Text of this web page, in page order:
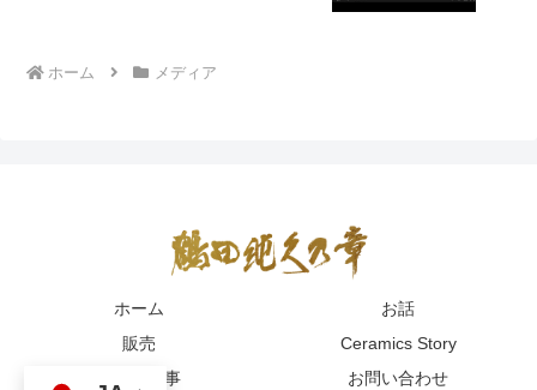
ホーム メディア
ホーム
お話
販売
Ceramics Story
陶瓷的故事
お問い合わせ